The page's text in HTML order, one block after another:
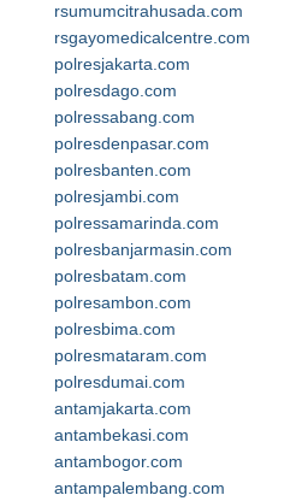
rsumumcitrahusada.com
rsgayomedicalcentre.com
polresjakarta.com
polresdago.com
polressabang.com
polresdenpasar.com
polresbanten.com
polresjambi.com
polressamarinda.com
polresbanjarmasin.com
polresbatam.com
polresambon.com
polresbima.com
polresmataram.com
polresdumai.com
antamjakarta.com
antambekasi.com
antambogor.com
antampalembang.com